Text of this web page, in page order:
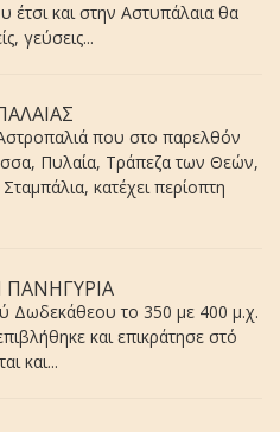
έτσι και στην Αστυπάλαια θα
γεύσεις...
που στο παρελθόν
Πυλαία, Τράπεζα των Θεών,
κατέχει περίοπτη
ΠΑΝΗΓΥΡΙΑ
Δωδεκάθεου το 350 με 400 μ.χ.
και επικράτησε στό
και...